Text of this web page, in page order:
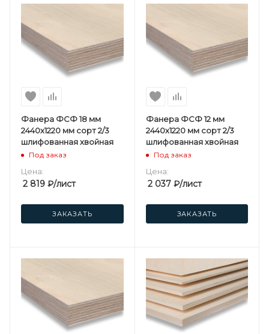
Фанера ФСФ 18 мм
2440х1220 мм сорт 2/3
шлифованная хвойная
Под заказ
Цена:
2 819 ₽/лист
ЗАКАЗАТЬ
Фанера ФСФ 12 мм
2440х1220 мм сорт 2/3
шлифованная хвойная
Под заказ
Цена:
2 037₽/лист
ЗАКАЗАТЬ